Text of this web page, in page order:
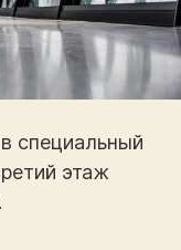
специальный
этаж